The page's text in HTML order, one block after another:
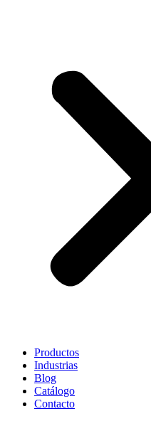
Productos
Industrias
Blog
Catálogo
Contacto